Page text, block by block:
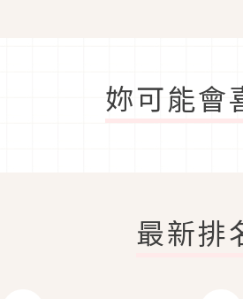
妳可能會
最新排